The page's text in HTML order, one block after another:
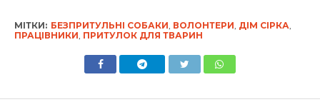
МІТКИ: БЕЗПРИТУЛЬНІ СОБАКИ ВОЛОНТЕРИ ДІМ СІРКА
ПРАЦІВНИКИ ПРИТУЛОК ДЛЯ ТВАРИН